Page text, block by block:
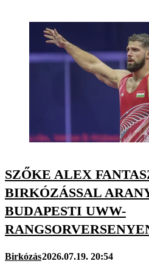
SZŐKE ALEX
BIRKÓZÁSSAL
BUDAPESTI UWW-
Birkózás2026.07.19. 20:54